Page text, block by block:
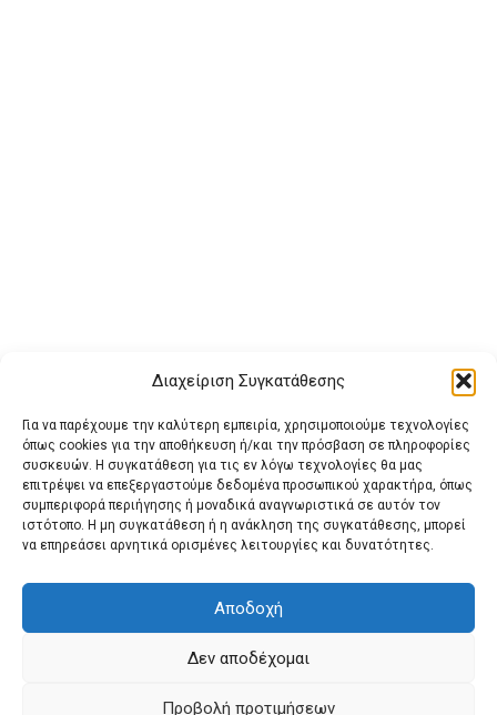
Διαχείριση Συγκατάθεσης
Για να παρέχουμε την καλύτερη εμπειρία, χρησιμοποιούμε τεχνολογίες
όπως cookies για την αποθήκευση ή/και την πρόσβαση σε πληροφορίες
συσκευών. Η συγκατάθεση για τις εν λόγω τεχνολογίες θα μας
επιτρέψει να επεξεργαστούμε δεδομένα προσωπικού χαρακτήρα, όπως
συμπεριφορά περιήγησης ή μοναδικά αναγνωριστικά σε αυτόν τον
ιστότοπο. Η μη συγκατάθεση ή η ανάκληση της συγκατάθεσης, μπορεί
να επηρεάσει αρνητικά ορισμένες λειτουργίες και δυνατότητες.
Αποδοχή
Δεν αποδέχομαι
Προβολή προτιμήσεων
Buy Adspace ΑΡΧΙΚΗ ΕΠΙΚΟΙΝΩΝΙΑ
ΟΡΟΙ ΧΡΗΣΗΣ